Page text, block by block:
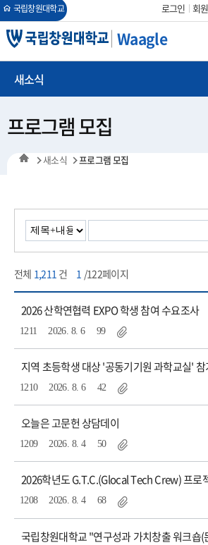
Waagle
국립창원대학교 로그인 회
새소식
프로그램 모집
새소식 프로그램 모집
전체 1,211 건 1 /122페이지
1211
2026 산학연협력 EXPO 학생 참여 수요조사
2026. 8. 6 99
1210
지역 초등학생 대상 '공동기기원 과학교실' 참
2026. 8. 6 42
1209
오늘은 고문헌 상담데이
2026. 8. 4 50
1208
2026학년도 G.T.C.(Glocal Tech Crew) 프로
2026. 8. 4 68